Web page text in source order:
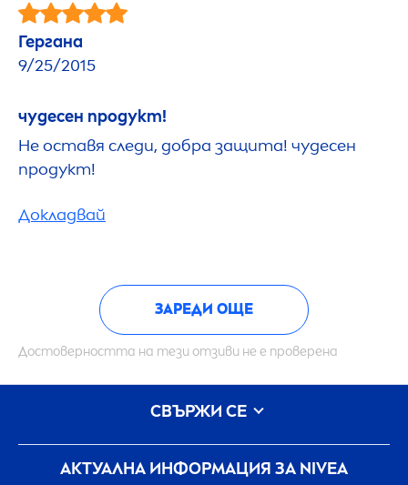
Гергана
9/25/2015
чудесен продукт!
Не оставя следи, добра защита! чудесен
продукт!
Докладвай
ЗАРЕДИ ОЩЕ
Достоверността на тези отзиви не е проверена
АКТУАЛНА ИНФОРМАЦИЯ ЗА NIVEA
СВЪРЖИ СЕ